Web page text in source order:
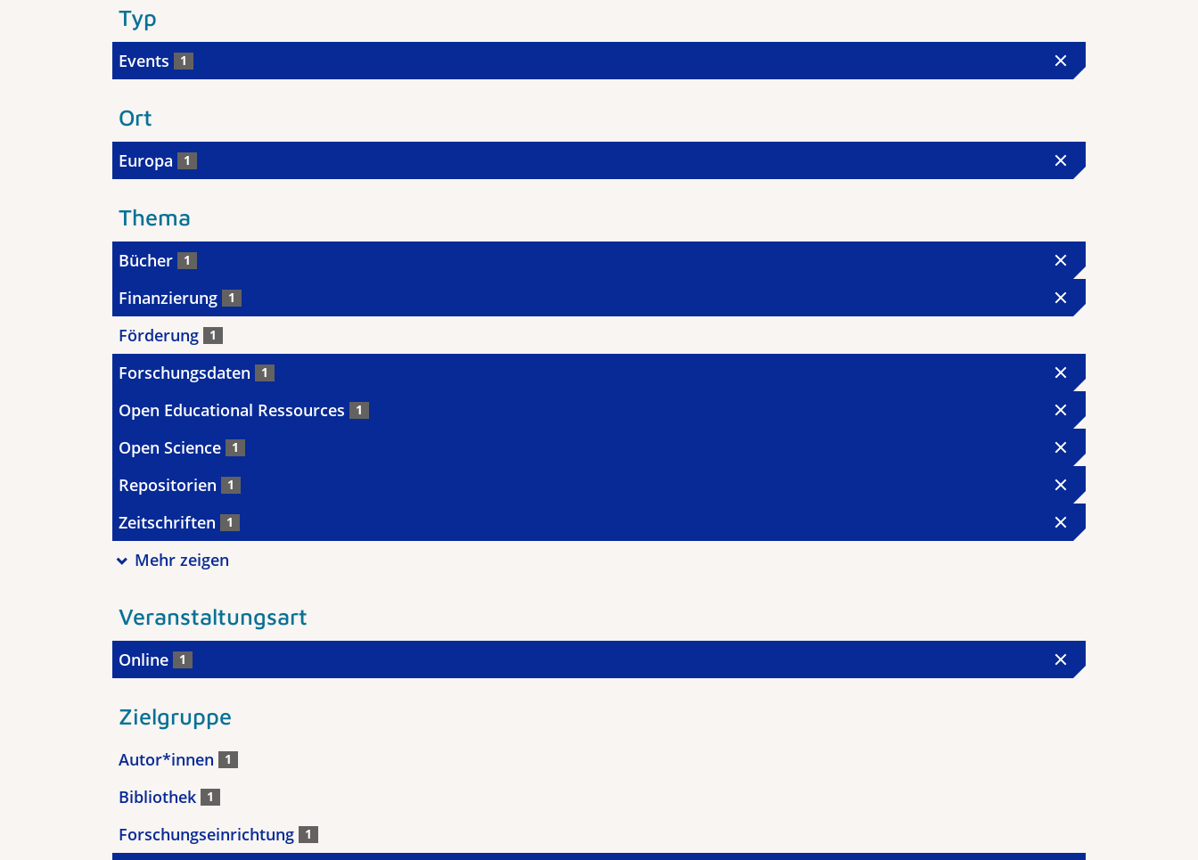
Typ
Events 1
Ort
Europa 1
Thema
Bücher 1
Finanzierung 1
Förderung 1
Forschungsdaten 1
Open Educational Ressources 1
Open Science 1
Repositorien 1
Zeitschriften 1
Mehr zeigen
Veranstaltungsart
Online 1
Zielgruppe
Autor*innen 1
Bibliothek 1
Forschungseinrichtung 1